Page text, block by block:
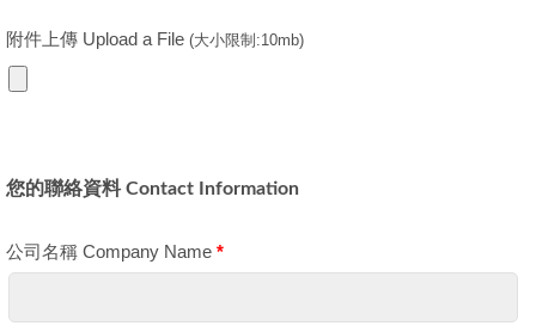
附件上傳 Upload a File (大小限制:10mb)
您的聯絡資料 Contact Information
公司名稱 Company Name *